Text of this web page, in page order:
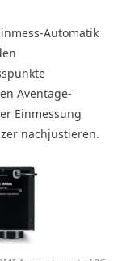
Automatik
Aventage-
Einmessung
nachjustieren.